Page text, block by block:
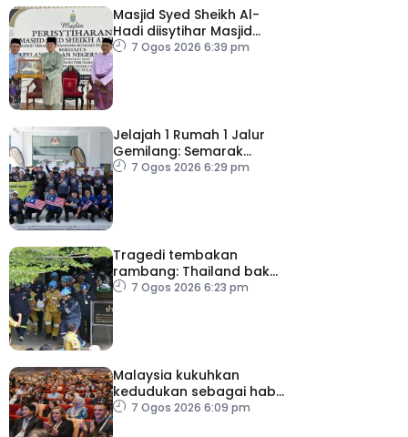
Masjid Syed Sheikh Al-
Hadi diisytihar Masjid
Pelancongan Negeri
7 Ogos 2026 6:39 pm
Jelajah 1 Rumah 1 Jalur
Gemilang: Semarak
semangat patriotisme
7 Ogos 2026 6:29 pm
Tragedi tembakan
rambang: Thailand bakal
umum pelan tindakan
7 Ogos 2026 6:23 pm
Malaysia kukuhkan
kedudukan sebagai hab
acara perniagaan
7 Ogos 2026 6:09 pm